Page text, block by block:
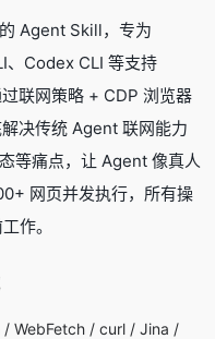
Agent Skill，专为
Codex CLI 等支持
联网策略 + CDP 浏览器
决传统 Agent 联网能力
等痛点，让 Agent 像真人
网页并发执行，所有操
作。
/ WebFetch / curl / Jina /